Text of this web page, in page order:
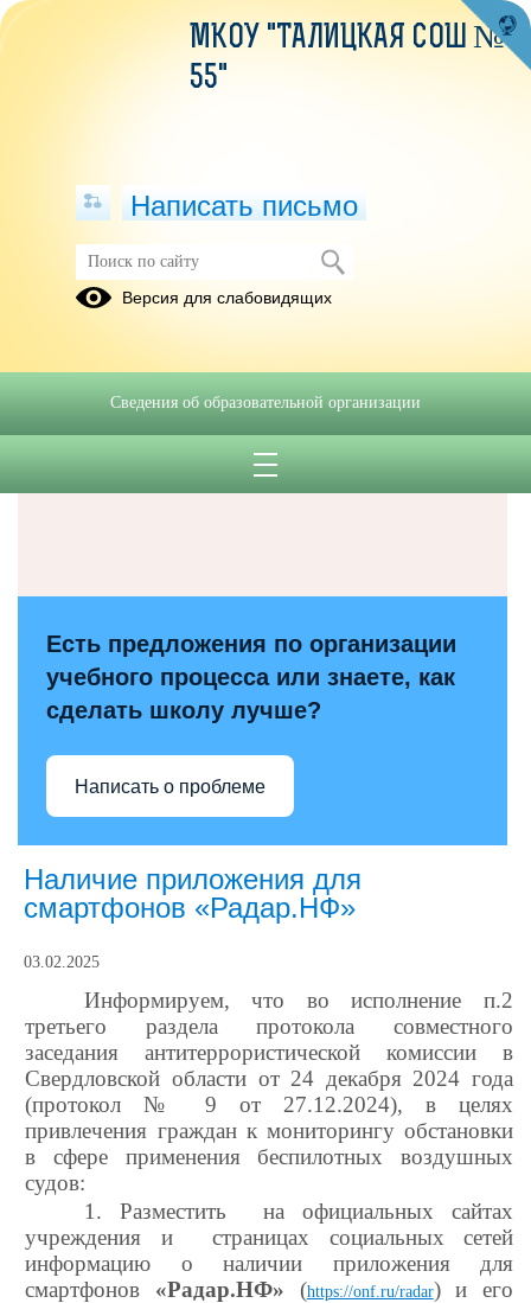
Есть предложения по организации
учебного процесса или знаете, как
сделать школу лучше?
Написать о проблеме
Наличие приложения для
смартфонов «Радар.НФ»
03.02.2025
Информируем, что во исполнение п.2
третьего раздела протокола совместного
заседания антитеррористической комиссии в
Свердловской области от 24 декабря 2024 года
(протокол № 9 от 27.12.2024), в целях
привлечения граждан к мониторингу обстановки
в сфере применения беспилотных воздушных
судов:
1. Разместить на официальных сайтах
учреждения и страницах социальных сетей
информацию о наличии приложения для
смартфонов «Радар.НФ» (https://onf.ru/radar) и его
МКОУ "ТАЛИЦКАЯ СОШ №
55"
Написать письмо
Версия для слабовидящих
Сведения об образовательной организации